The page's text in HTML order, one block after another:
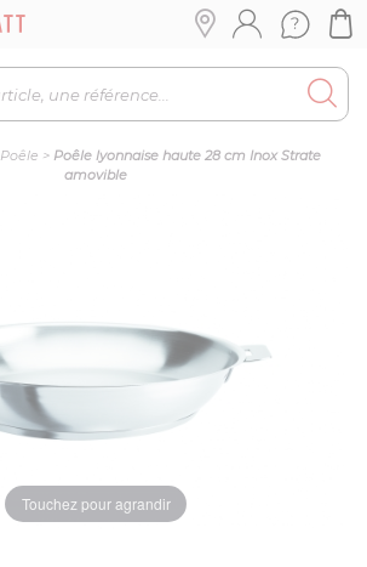
Poêle > Poêle lyonnaise haute 28 cm Inox Strate
amovible
Touchez pour agrandir